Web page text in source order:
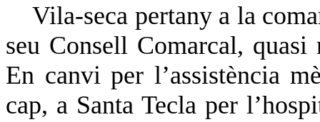
Vila-seca pertany a la
seu Consell Comarcal,
En canvi per l’assistència
cap, a Santa Tecla per